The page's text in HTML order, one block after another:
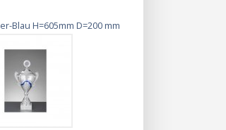
Blau H=605mm D=200 mm